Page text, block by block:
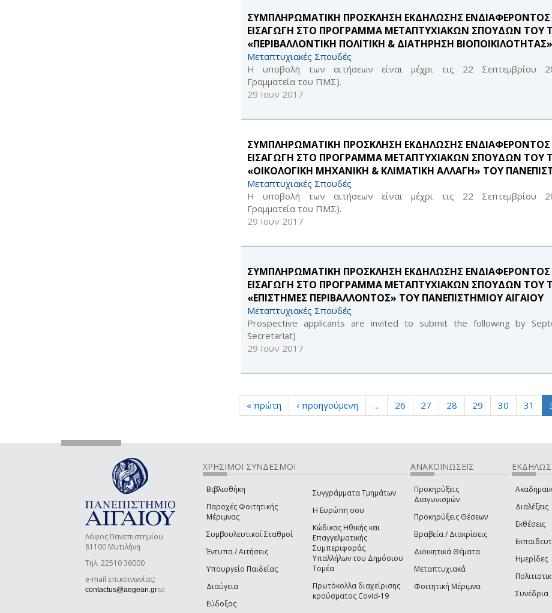
ΣΥΜΠΛΗΡΩΜΑΤΙΚΗ ΠΡΟΣΚΛΗΣΗ ΕΚΔΗΛΩΣΗΣ ΕΝΔΙΑΦΕΡΟΝΤΟΣ
ΕΙΣΑΓΩΓΗ ΣΤΟ ΠΡΟΓΡΑΜΜΑ ΜΕΤΑΠΤΥΧΙΑΚΩΝ ΣΠΟΥΔΩΝ ΤΟΥ
«ΠΕΡΙΒΑΛΛΟΝΤΙΚΗ ΠΟΛΙΤΙΚΗ & ΔΙΑΤΗΡΗΣΗ
Μεταπτυχιακές Σπουδές
Η υποβολή των αιτήσεων είναι μέχρι τις 22 Σεπτεμβρίου
Γραμματεία του ΠΜΣ).
29 Ιουν 2017
ΣΥΜΠΛΗΡΩΜΑΤΙΚΗ ΠΡΟΣΚΛΗΣΗ ΕΚΔΗΛΩΣΗΣ ΕΝΔΙΑΦΕΡΟΝΤΟΣ
ΕΙΣΑΓΩΓΗ ΣΤΟ ΠΡΟΓΡΑΜΜΑ ΜΕΤΑΠΤΥΧΙΑΚΩΝ ΣΠΟΥΔΩΝ ΤΟΥ
«ΟΙΚΟΛΟΓΙΚΗ ΜΗΧΑΝΙΚΗ & ΚΛΙΜΑΤΙΚΗ ΑΛΛΑΓΗ» ΤΟΥ
Μεταπτυχιακές Σπουδές
Η υποβολή των αιτήσεων είναι μέχρι τις 22 Σεπτεμβρίου
Γραμματεία του ΠΜΣ).
29 Ιουν 2017
ΣΥΜΠΛΗΡΩΜΑΤΙΚΗ ΠΡΟΣΚΛΗΣΗ ΕΚΔΗΛΩΣΗΣ ΕΝΔΙΑΦΕΡΟΝΤΟΣ
ΕΙΣΑΓΩΓΗ ΣΤΟ ΠΡΟΓΡΑΜΜΑ ΜΕΤΑΠΤΥΧΙΑΚΩΝ ΣΠΟΥΔΩΝ ΤΟΥ
«ΕΠΙΣΤΗΜΕΣ ΠΕΡΙΒΑΛΛΟΝΤΟΣ» ΤΟΥ ΠΑΝΕΠΙΣΤΗΜΙΟΥ ΑΙΓΑΙΟΥ
Μεταπτυχιακές Σπουδές
Prospective applicants are invited to submit the following by
Secretariat)
29 Ιουν 2017
« πρώτη ‹ προηγούμενη … 26 27 28 29 30 31
Λόφος Πανεπιστημίου
81100 Μυτιλήνη
Τηλ. 22510 36000
e-mail επικοινωνίας:
contactus@aegean.gr(link sends e-mail)
ΧΡΗΣΙΜΟΙ ΣΥΝΔΕΣΜΟΙ
Βιβλιοθήκη
Παροχές Φοιτητικής
Μέριμνας
Συμβουλευτικοί Σταθμοί
Έντυπα / Αιτήσεις
Υπουργείο Παιδείας
Διαύγεια
Εύδοξος
Συγγράμματα Τμημάτων
Η Ευρώπη σου
Κώδικας Ηθικής και
Επαγγελματικής
Συμπεριφοράς
Υπαλλήλων του Δημόσιου
Τομέα
Πρωτόκολλα διαχείρισης
κρούσματος Covid-19
ΑΝΑΚΟΙΝΩΣΕΙΣ
Προκηρύξεις
Διαγωνισμών
Προκηρύξεις Θέσεων
Βραβεία / Διακρίσεις
Διοικητικά Θέματα
Μεταπτυχιακά
Φοιτητική Μέριμνα
Διαλέξεις
Εκθέσεις
Ημερίδες
Συνέδρια